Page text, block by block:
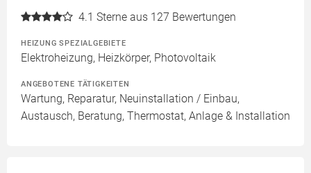
4.1 Sterne aus 127 Bewertungen
HEIZUNG SPEZIALGEBIETE
Elektroheizung, Heizkörper, Photovoltaik
ANGEBOTENE TÄTIGKEITEN
Wartung, Reparatur, Neuinstallation / Einbau,
Austausch, Beratung, Thermostat, Anlage & Installation